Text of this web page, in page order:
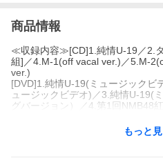
商品情報
≪収録内容≫[CD]1.純情U-19／2.
組]／4.M-1(off vacal ver.)／5.M-
ver.)
[DVD]1.純情U-19(ミュージックビ
ュージックビデオ)／3.純情U-19(
グバージョン）／4.第1回NMB48
もっと